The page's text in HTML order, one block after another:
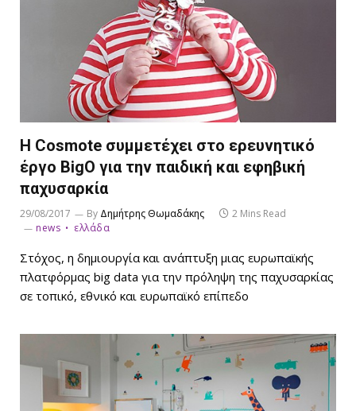
Η Cosmote συμμετέχει στο ερευνητικό
έργο BigO για την παιδική και εφηβική
παχυσαρκία
29/08/2017 By Δημήτρης Θωμαδάκης
2 Mins Read
news
ελλάδα
Στόχος, η δημιουργία και ανάπτυξη μιας ευρωπαϊκής
πλατφόρμας big data για την πρόληψη της παχυσαρκίας
σε τοπικό, εθνικό και ευρωπαϊκό επίπεδο